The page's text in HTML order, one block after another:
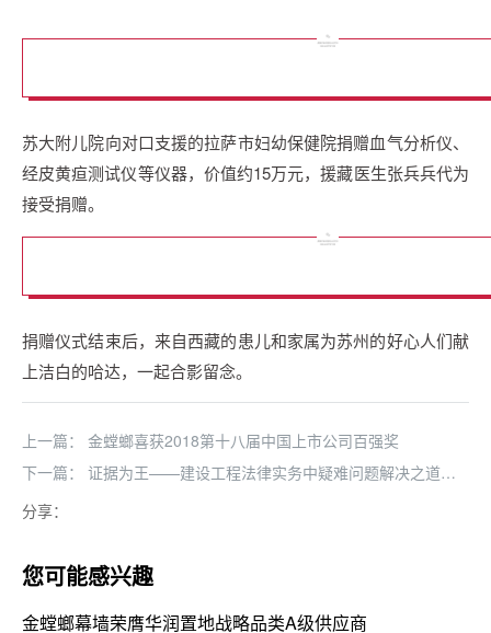
苏大附儿院向对口支援的拉萨市妇幼保健院捐赠血气分析仪、
经皮黄疸测试仪等仪器，价值约15万元，援藏医生张兵兵代为
接受捐赠。
捐赠仪式结束后，来自西藏的患儿和家属为苏州的好心人们献
上洁白的哈达，一起合影留念。
上一篇：
金螳螂喜获2018第十八届中国上市公司百强奖
下一篇：
证据为王——建设工程法律实务中疑难问题解决之道论
分享：
您可能感兴趣
金螳螂幕墙荣膺华润置地战略品类A级供应商